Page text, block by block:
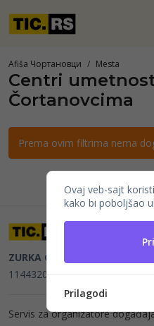
Afiša Чортановци Mesta
Centri
Čortanovcima
Prema ovim filtrima nema
ZURKA CE BITI DOO
114432064, MB 22023195,
Servis za organizatore
Ovaj veb-sajt
kako bi poboljšao
Prilagodi